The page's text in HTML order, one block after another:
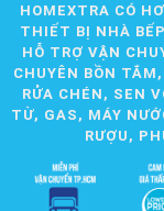
HOMEXTRA CÓ
THIẾT BỊ NHÀ
HỖ TRỢ VẬN
CHUYÊN BỒN
RỬA CHÉN, SEN
TỪ, GAS, MÁY
RƯỢU,